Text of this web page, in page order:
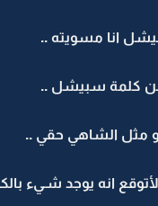
انا مسويته ..
كلمة سبيشل ..
مثل الشاهي حقي ..
انه يوجد شـيء